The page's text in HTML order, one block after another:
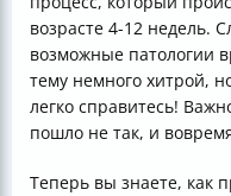
возрасте 4-12 недель.
возможные патологии
тему немного хитрой,
легко справитесь!
пошло не так, и
Теперь вы знаете, как